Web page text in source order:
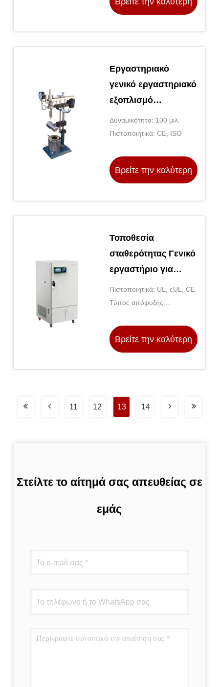
κενού SafeVac
Εργαστηριακό
γενικό εργαστηριακό
εξοπλισμό
αντιδραστήρα από
ανοξείδωτο χάλυβα
Δυναμικότητα: 100 μιλ.
Πιστοποιητικά: CE, ISO
Βρείτε την καλύτερη
Τοποθεσία
σταθερότητας Γενικό
εργαστήριο για
καλλυντικά
Πιστοποιητικά: UL, cUL, CE
Τύπος απόψυξης:
Βρείτε την καλύτερη
11 12 13 14
Στείλτε το αίτημά σας απευθείας σε
εμάς